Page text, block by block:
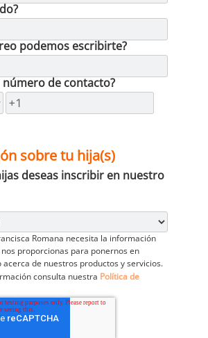
podemos escribirte?
número de contacto?
sobre tu hija(s)
deseas inscribir en nuestro
Romana necesita la información
proporcionas para ponernos en
acerca de nuestros productos y servicios.
consulta nuestra Política de